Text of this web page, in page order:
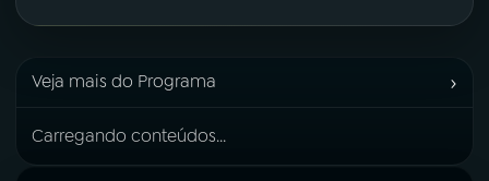
Veja mais do Programa ›
Carregando conteúdos...